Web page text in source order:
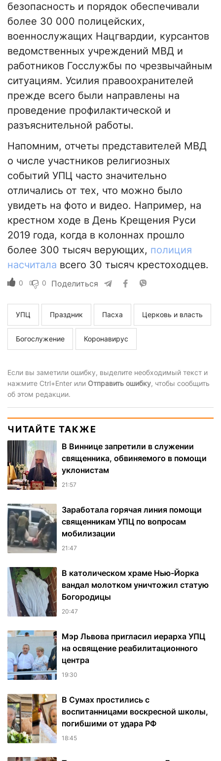
безопасность и порядок обеспечивали
более 30 000 полицейских,
военнослужащих Нацгвардии, курсантов
ведомственных учреждений МВД и
работников Госслужбы по чрезвычайным
ситуациям. Усилия правоохранителей
прежде всего были направлены на
проведение профилактической и
разъяснительной работы.
Напомним, отчеты представителей МВД
о числе участников религиозных
событий УПЦ часто значительно
отличались от тех, что можно было
увидеть на фото и видео. Например, на
крестном ходе в День Крещения Руси
2019 года, когда в колоннах прошло
более 300 тысяч верующих, полиция
насчитала всего 30 тысяч крестоходцев.
0 0 Поделиться
УПЦ Праздник Пасха Церковь и власть
Богослужение Коронавирус
Если вы заметили ошибку, выделите необходимый текст и
нажмите Ctrl+Enter или Отправить ошибку, чтобы сообщить
об этом редакции.
ЧИТАЙТЕ ТАКЖЕ
В Виннице запретили в служении
священника, обвиняемого в помощи
уклонистам
21:57
Заработала горячая линия помощи
священникам УПЦ по вопросам
мобилизации
21:47
В католическом храме Нью-Йорка
вандал молотком уничтожил статую
Богородицы
20:47
Мэр Львова пригласил иерарха УПЦ
на освящение реабилитационного
центра
19:30
В Сумах простились с
воспитанницами воскресной школы,
погибшими от удара РФ
18:45